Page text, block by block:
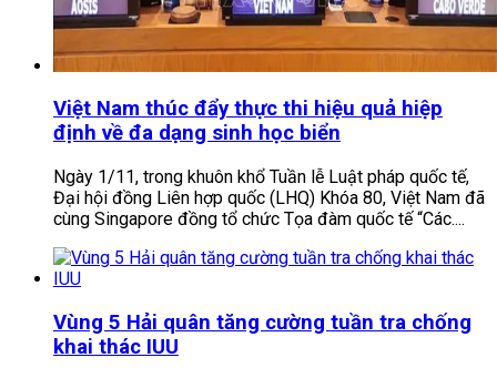
Việt Nam thúc đẩy thực thi hiệu quả hiệp
định về đa dạng sinh học biển
Ngày 1/11, trong khuôn khổ Tuần lễ Luật pháp quốc tế,
Đại hội đồng Liên hợp quốc (LHQ) Khóa 80, Việt Nam đã
cùng Singapore đồng tổ chức Tọa đàm quốc tế “Các....
Vùng 5 Hải quân tăng cường tuần tra chống
khai thác IUU